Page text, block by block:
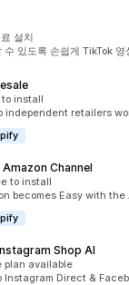
설치
수 있도록 손쉽게 TikTok 영
to install
independent retailers
Channel
to install
becomes Easy with
Shop AI
plan available
Instagram Direct &